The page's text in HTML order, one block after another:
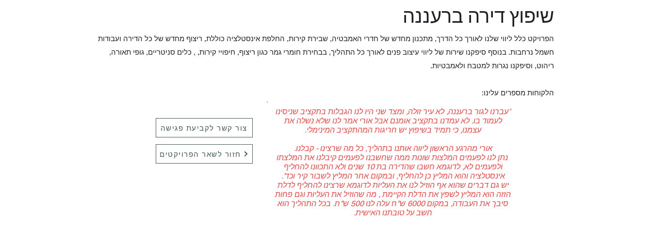
שיפוץ דירה ברעננה
הפרויקט כלל ליווי שלנו לאורך כל הדרך, מתכנון מחדש של חדרי האמבטיה, שבירת קירות, החלפת אינסטלציה כוללת, ריצוף מחדש של כל הדירה ועבודות
חשמל נרחבות. בנוסף סיפקנו שירות של ליווי עיצוב פנים לאורך כל התהליך, בבחירת חומרי גמר כגון ריצוף, חיפויי קירות, , כלים סניטריים, גופי תאורה,
ריהוט, וסיפקנו נגרות למטבח ולאמבטיות.
הלקוחות מספרים עלינו:
צור קשר לקביעת פגישה
חזור לשאר הפרויקטים
"עברנו לגור ברעננה, לא עיר זולה, ומצד שני היו לנו הגבלות בתקציב שניסינו
לעמוד בו. לא עמדנו בתקציב אומנם אבל אורי אמר לנו שלא נשלה את
עצמנו, כי תמיד בשיפוץ יש חריגות המהתקציב המינימלי.
אורי מהרגע הראשון ליווה אותנו בתהליך, כל מה שרצינו - קבלנו.
נתן לנו לפעמים המלצות שונות ממה שחשבנו לפעמים קיבלנו את המלצתו
ולפעמים לא, לדוגמא חשבו שהדירה בת 10 שנים ולא התכוונו להחליף
אינסטלציה והוא המליץ כן להחליף, ובמקום אחר המליץ לשבור קיר וכד'.
יש גם דברים שהוא אף הוזיל לנו את העליות לדוגמא שרצינו להחליף לדלת
הזזה הוא המליץ לשפץ את הדלת הקיימת , מה שהוזיל את העליות וגם פחות
סיבך את העבודה, במקום 6000 ש"ח עלה לנו 500 ש"ח. בכל התהליך הוא
חשב על טובתנו האישית.